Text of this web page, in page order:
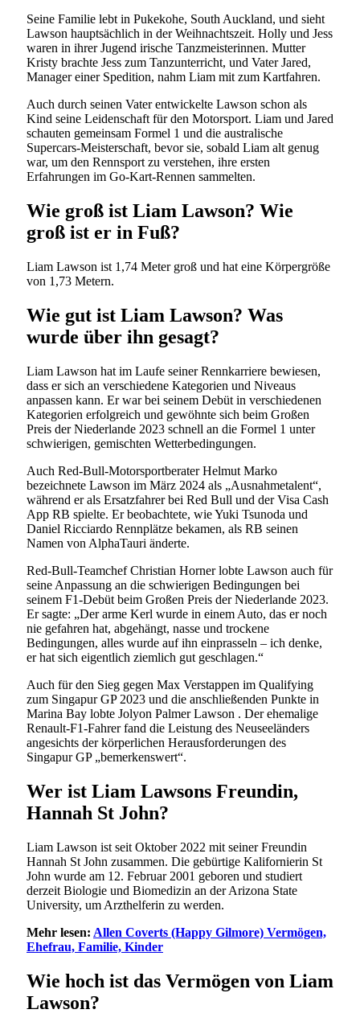
Seine Familie lebt in Pukekohe, South Auckland, und sieht
Lawson hauptsächlich in der Weihnachtszeit. Holly und Jess
waren in ihrer Jugend irische Tanzmeisterinnen. Mutter
Kristy brachte Jess zum Tanzunterricht, und Vater Jared,
Manager einer Spedition, nahm Liam mit zum Kartfahren.
Auch durch seinen Vater entwickelte Lawson schon als
Kind seine Leidenschaft für den Motorsport. Liam und Jared
schauten gemeinsam Formel 1 und die australische
Supercars-Meisterschaft, bevor sie, sobald Liam alt genug
war, um den Rennsport zu verstehen, ihre ersten
Erfahrungen im Go-Kart-Rennen sammelten.
Wie groß ist Liam Lawson? Wie
groß ist er in Fuß?
Liam Lawson ist 1,74 Meter groß und hat eine Körpergröße
von 1,73 Metern.
Wie gut ist Liam Lawson? Was
wurde über ihn gesagt?
Liam Lawson hat im Laufe seiner Rennkarriere bewiesen,
dass er sich an verschiedene Kategorien und Niveaus
anpassen kann. Er war bei seinem Debüt in verschiedenen
Kategorien erfolgreich und gewöhnte sich beim Großen
Preis der Niederlande 2023 schnell an die Formel 1 unter
schwierigen, gemischten Wetterbedingungen.
Auch Red-Bull-Motorsportberater Helmut Marko
bezeichnete Lawson im März 2024 als „Ausnahmetalent“,
während er als Ersatzfahrer bei Red Bull und der Visa Cash
App RB spielte. Er beobachtete, wie Yuki Tsunoda und
Daniel Ricciardo Rennplätze bekamen, als RB seinen
Namen von AlphaTauri änderte.
Red-Bull-Teamchef Christian Horner lobte Lawson auch für
seine Anpassung an die schwierigen Bedingungen bei
seinem F1-Debüt beim Großen Preis der Niederlande 2023.
Er sagte: „Der arme Kerl wurde in einem Auto, das er noch
nie gefahren hat, abgehängt, nasse und trockene
Bedingungen, alles wurde auf ihn einprasseln – ich denke,
er hat sich eigentlich ziemlich gut geschlagen.“
Auch für den Sieg gegen Max Verstappen im Qualifying
zum Singapur GP 2023 und die anschließenden Punkte in
Marina Bay lobte Jolyon Palmer Lawson . Der ehemalige
Renault-F1-Fahrer fand die Leistung des Neuseeländers
angesichts der körperlichen Herausforderungen des
Singapur GP „bemerkenswert“.
Wer ist Liam Lawsons Freundin,
Hannah St John?
Liam Lawson ist seit Oktober 2022 mit seiner Freundin
Hannah St John zusammen. Die gebürtige Kalifornierin St
John wurde am 12. Februar 2001 geboren und studiert
derzeit Biologie und Biomedizin an der Arizona State
University, um Arzthelferin zu werden.
Mehr lesen: Allen Coverts (Happy Gilmore) Vermögen,
Ehefrau, Familie, Kinder
Wie hoch ist das Vermögen von Liam
Lawson?